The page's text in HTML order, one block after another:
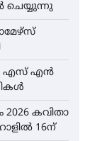
ചെയ്യുന്നു
എസ് എൻ
കവിതാ
16ന്